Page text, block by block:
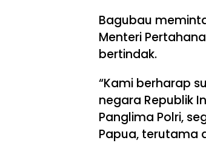
Bagubau
Menteri
bertindak.
“Kami berharap
negara Republik
Panglima Polri,
Papua, terutama